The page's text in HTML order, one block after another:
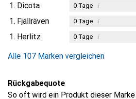
1. Dicota 0Tage i
1. Fjällräven 0Tage i
1. Herlitz 0Tage i
Alle 107 Marken vergleichen
Rückgabequote
So oft wird ein Produkt dieser